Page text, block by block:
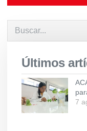
Últimos
7